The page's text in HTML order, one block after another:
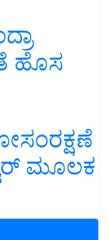
ಹೊಸ
ಮೂಲಕ